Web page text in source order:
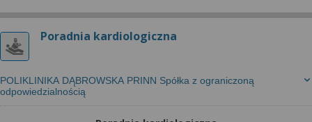
Poradnia kardiologiczna
POLIKLINIKA DĄBROWSKA PRINN Spółka z ograniczoną
odpowiedzialnością